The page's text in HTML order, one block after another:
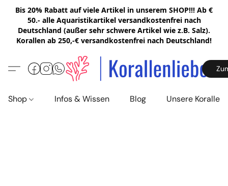
Bis 20% Rabatt auf viele Artikel in unserem SHOP!!! Ab €
50.- alle Aquaristikartikel versandkostenfrei nach
Deutschland (außer sehr schwere Artikel wie z.B. Salz).
Korallen ab 250,-€ versandkostenfrei nach Deutschland!
Shop Infos & Wissen Blog Unsere Korallen